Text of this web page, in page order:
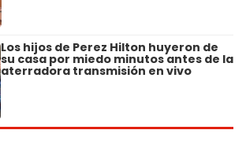
Los hijos de Perez Hilton huyeron de
su casa por miedo minutos antes de la
aterradora transmisión en vivo